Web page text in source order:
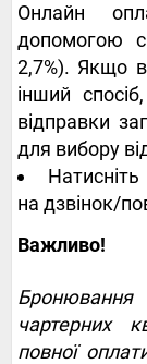
Онлайн
допомогою
2,7%). Якщо
інший
відправки
для вибору
на дзвінок/
Важливо!
Бронювання
чартерних
повної